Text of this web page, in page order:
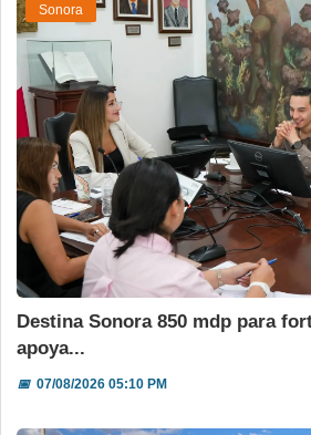
Sonora
Destina Sonora 850 mdp para
apoya...
📅07/08/2026 05:10 PM